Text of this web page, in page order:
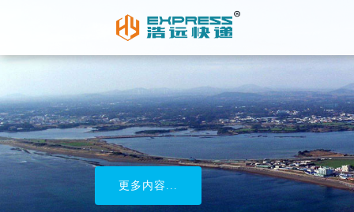
电商物流配
更多内容...